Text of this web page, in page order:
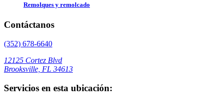
Remolques y remolcado
Contáctanos
(352) 678-6640
12125 Cortez Blvd
Brooksville, FL 34613
Servicios en esta ubicación: